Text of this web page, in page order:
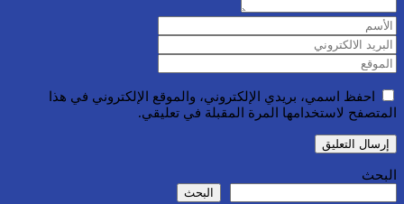
احفظ اسمي، بريدي الإلكتروني، والموقع الإلكتروني في هذا
المتصفح لاستخدامها المرة المقبلة في تعليقي.
البحث
البحث